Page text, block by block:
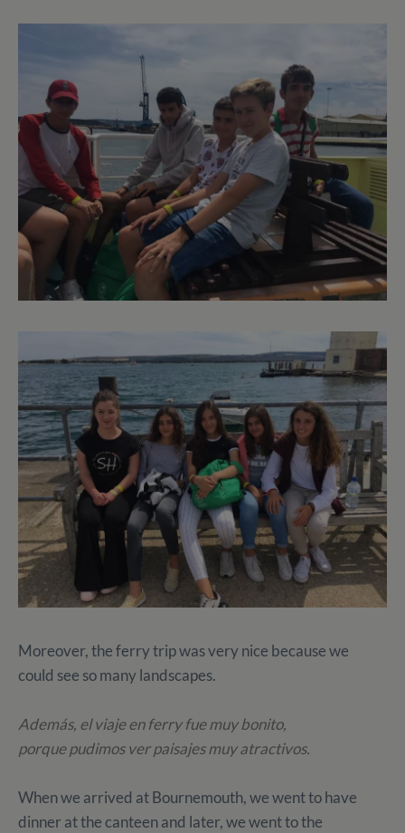
Moreover, the ferry trip was very nice because we
could see so many landscapes.
Además, el viaje en ferry fue muy bonito,
porque pudimos ver paisajes muy atractivos.
When we arrived at Bournemouth, we went to have
dinner at the canteen and later, we went to the